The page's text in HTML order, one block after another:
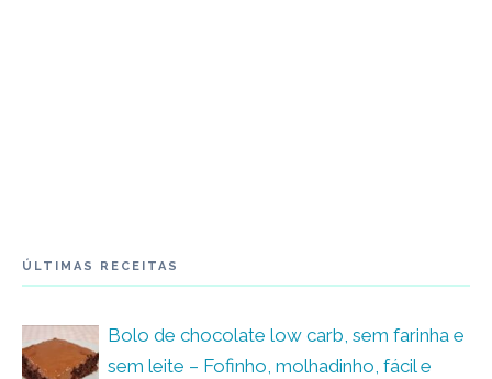
ÚLTIMAS RECEITAS
Bolo de chocolate low carb, sem farinha e
sem leite – Fofinho, molhadinho, fácil e